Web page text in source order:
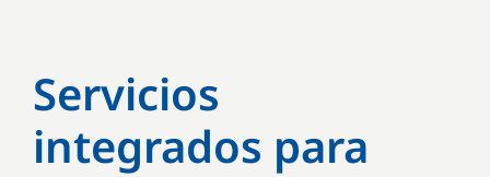
Servicios
integrados para